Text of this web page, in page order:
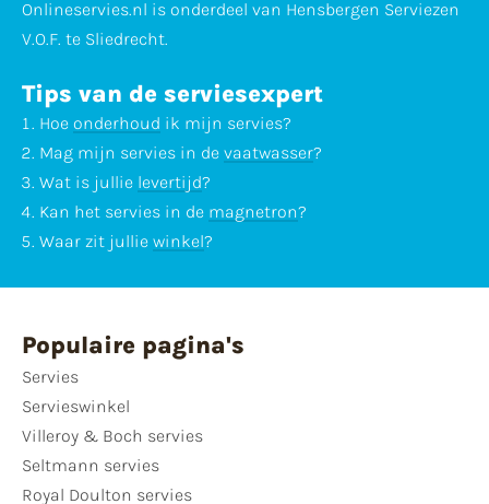
Onlineservies.nl is onderdeel van Hensbergen Serviezen
V.O.F. te Sliedrecht.
Tips van de serviesexpert
Hoe onderhoud ik mijn servies?
Mag mijn servies in de vaatwasser?
Wat is jullie levertijd?
Kan het servies in de magnetron?
Waar zit jullie winkel?
Populaire pagina's
Servies
Servieswinkel
Villeroy & Boch servies
Seltmann servies
Royal Doulton servies